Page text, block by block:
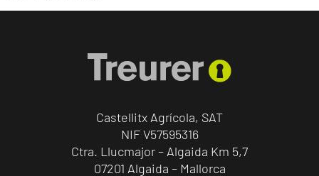
Castellitx Agrícola, SAT
NIF V57595316
Ctra. Llucmajor – Algaida Km 5,7
07201 Algaida – Mallorca